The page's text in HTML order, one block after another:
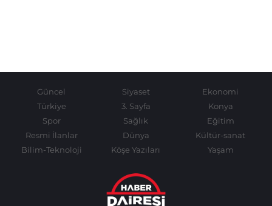
Güncel Siyaset
Ekonomi
Türkiye
3. Sayfa
Konya
Spor
Sağlık
Eğitim
Resmi İlanlar
Dünya
Kültür-sanat
Bilim-Teknoloji
Köşe Yazıları Yaşam